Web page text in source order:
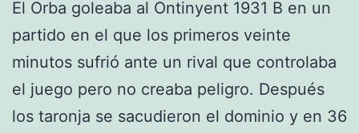
El Orba goleaba al Ontinyent 1931 B en un
partido en el que los primeros veinte
minutos sufrió ante un rival que controlaba
el juego pero no creaba peligro. Después
los taronja se sacudieron el dominio y en 36